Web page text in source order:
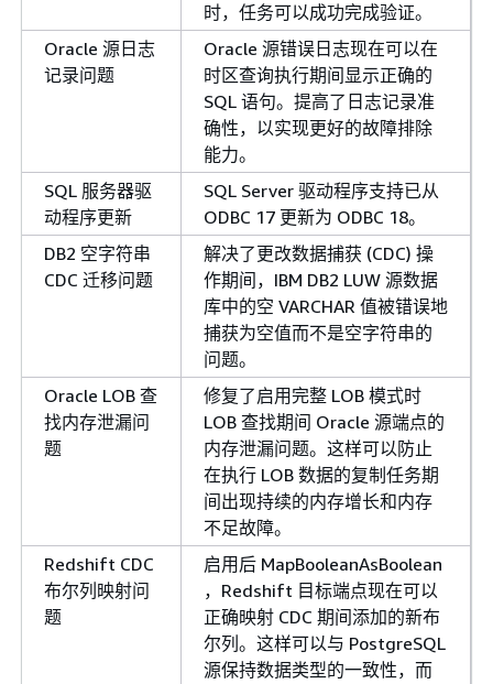
时，任务可以成功完成验证。
Oracle 源日志
记录问题
Oracle 源错误日志现在可以在
时区查询执行期间显示正确的
SQL 语句。提高了日志记录准
确性，以实现更好的故障排除
能力。
SQL 服务器驱
动程序更新
SQL Server 驱动程序支持已从
ODBC 17 更新为 ODBC 18。
DB2 空字符串
CDC 迁移问题
解决了更改数据捕获 (CDC) 操
作期间，IBM DB2 LUW 源数据
库中的空 VARCHAR 值被错误地
捕获为空值而不是空字符串的
问题。
Oracle LOB 查
找内存泄漏问
题
修复了启用完整 LOB 模式时
LOB 查找期间 Oracle 源端点的
内存泄漏问题。这样可以防止
在执行 LOB 数据的复制任务期
间出现持续的内存增长和内存
不足故障。
Redshift CDC
布尔列映射问
题
启用后 MapBooleanAsBoolean
，Redshift 目标端点现在可以
正确映射 CDC 期间添加的新布
尔列。这样可以与 PostgreSQL
源保持数据类型的一致性，而